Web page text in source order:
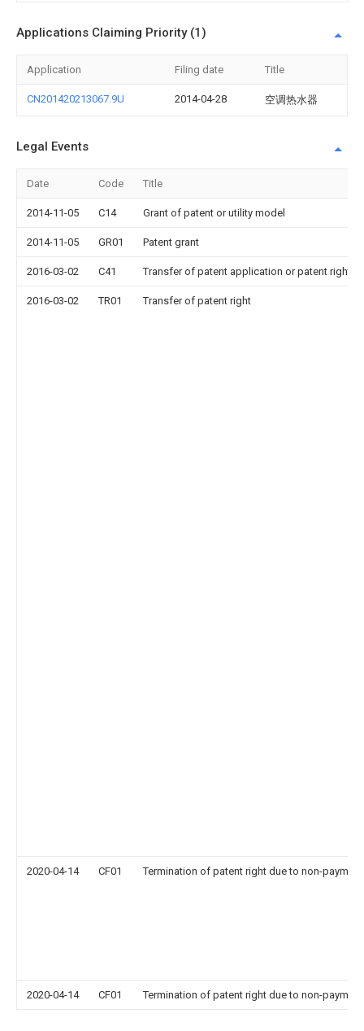
Applications Claiming Priority (1)
Application Filing date Title
CN201420213067.9U 2014-04-28 空调热水器
Legal Events
Date Code Title
2014-11-05 C14 Grant of patent or utility model
2014-11-05 GR01 Patent grant
2016-03-02 C41 Transfer of patent application or patent right
2016-03-02 TR01 Transfer of patent right
2020-04-14 CF01 Termination of patent right due to non-
2020-04-14 CF01 Termination of patent right due to non-